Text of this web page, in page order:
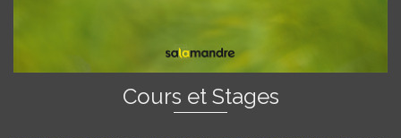
Cours et Stages